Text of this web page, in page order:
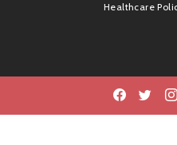
Healthcare